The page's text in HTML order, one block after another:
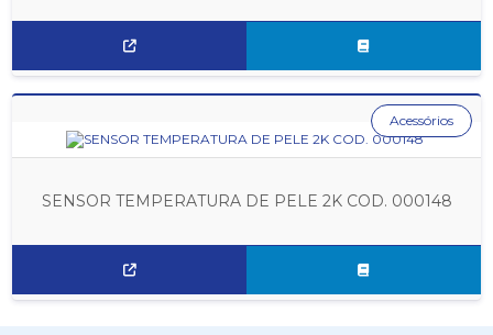
SENSOR TEMPERATURA DE PELE 2K COD. 000148
Acessórios